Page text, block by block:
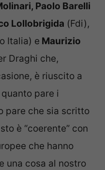
Paolo Barelli
Lollobrigida (Fdi),
Italia) e Maurizio
Draghi che,
è riuscito a
pare i
pare che sia scritto
è “coerente” con
che hanno
una cosa al nostro